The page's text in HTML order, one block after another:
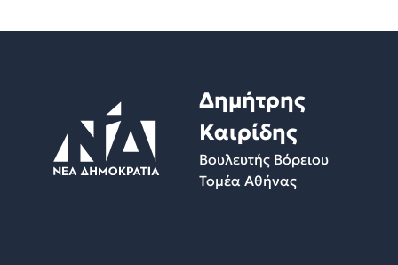
Δημήτρης
Καιρίδης
Βουλευτής Βόρειου
Τομέα Αθήνας